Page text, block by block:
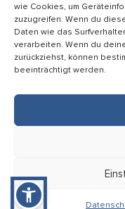
wie Cookies, um
zuzugreifen. Wenn du
Daten wie das
verarbeiten. Wenn du
zurückziehst, können
beeinträchtigt werden.
Alle Ämter
Rechtliches
Informiert